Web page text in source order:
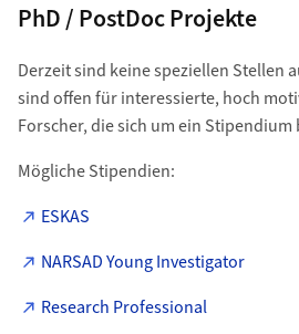
PhD / PostDoc Projekte
Derzeit sind keine speziellen Stellen
sind offen für interessierte, hoch
Forscher, die sich um ein
Mögliche Stipendien:
ESKAS
NARSAD Young Investigator
Research Professional